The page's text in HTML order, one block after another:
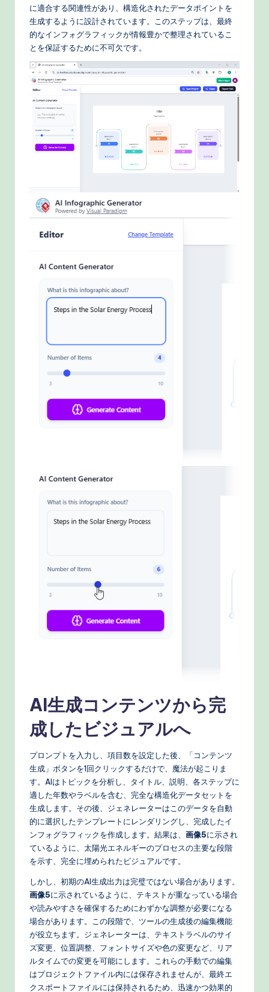
に適合する関連性があり、構造化されたデータポイントを
生成するように設計されています。このステップは、最終
的なインフォグラフィックが情報豊かで整理されているこ
とを保証するために不可欠です。
AI生成コンテンツから完
成したビジュアルへ
プロンプトを入力し、項目数を設定した後、「コンテンツ
生成」ボタンを1回クリックするだけで、魔法が起こりま
す。AIはトピックを分析し、タイトル、説明、各ステップに
適した年数やラベルを含む、完全な構造化データセットを
生成します。その後、ジェネレーターはこのデータを自動
的に選択したテンプレートにレンダリングし、完成したイ
ンフォグラフィックを作成します。結果は、 画像5に示され
ているように、太陽光エネルギーのプロセスの主要な段階
を示す、完全に埋められたビジュアルです。
しかし、初期のAI生成出力は完璧ではない場合があります。
画像5に示されているように、テキストが重なっている場合
や読みやすさを確保するためにわずかな調整が必要になる
場合があります。この段階で、ツールの生成後の編集機能
が役立ちます。ジェネレーターは、テキストラベルのサイ
ズ変更、位置調整、フォントサイズや色の変更など、リア
ルタイムでの変更を可能にします。これらの手動での編集
はプロジェクトファイル内には保存されませんが、最終エ
クスポートファイルには保持されるため、迅速かつ効果的